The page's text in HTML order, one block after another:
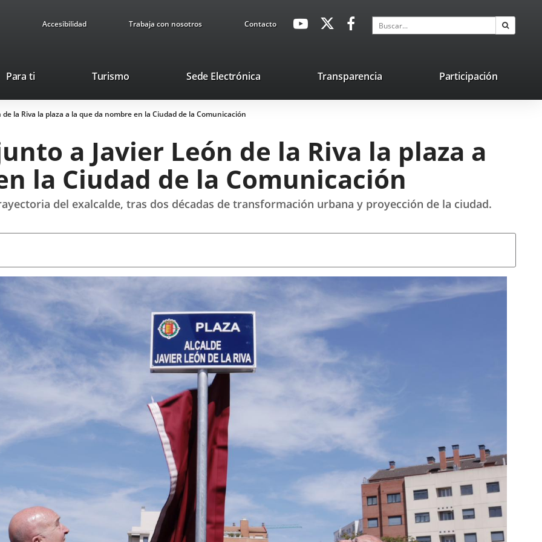
Accesibilidad Trabaja con nosotros ContactoavaHeaderSocial
Enlace
externa.
Enlace
aplicación
externa.
Enlace
aplicación
externa.
Buscar
Para ti TurismoEste
se
abrirá
una
ventana
nueva.
Sede ElectrónicaEnlace
una
Transparencia Participación
la Riva la plaza a la que da nombre en la Ciudad de la Comunicación
a Javier León de la Riva la plaza a
la Ciudad de la Comunicación
del exalcalde, tras dos décadas de transformación urbana y proyección de la ciudad.